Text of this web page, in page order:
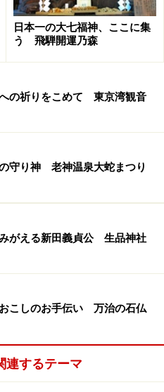
日本一の大七福神、ここに集
う 飛騨開運乃森
の祈りをこめて 東京湾観音
守り神 老神温泉大蛇まつり
がえる新田義貞公 生品神社
こしのお手伝い 万治の石仏
連するテーマ